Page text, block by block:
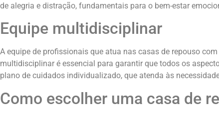
de alegria e distração, fundamentais para o bem-estar
Equipe multidisciplinar
A equipe de profissionais que atua nas casas de repouso
multidisciplinar é essencial para garantir que todos os
plano de cuidados individualizado, que atenda às
Como escolher uma casa de